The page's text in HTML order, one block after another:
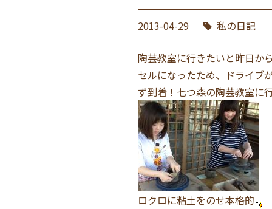
2013-04-29 私の日記
陶芸教室に行きたいと昨日か
セルになったため、ドライブ
ず到着！七つ森の陶芸教室に
ロクロに粘土をのせ本格的